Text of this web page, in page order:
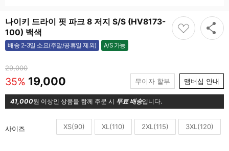
나이키 드라이 핏 파크 8 저지 S/S (HV8173-
100) 백색
배송 2-3일 소요(주말/공휴일 제외) A/S 가능
가능
29,000
35% 19,000 무이자 할부 맴버십 안내
41,000원 이상인 상품을 함께 주문 시 무료 배송입니다.
사이즈 XS(90) XL(110) 2XL(115) 3XL(120)